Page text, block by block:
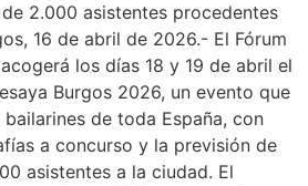
2.000 asistentes procedentes
16 de abril de 2026.- El Fórum
los días 18 y 19 de abril el
Burgos 2026, un evento que
de toda España, con
a concurso y la previsión de
asistentes a la ciudad. El